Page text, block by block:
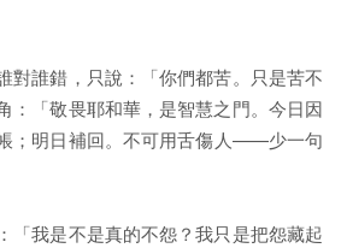
對誰錯，只說：「你們都苦。只是苦不
：「敬畏耶和華，是智慧之門。今日因
；明日補回。不可用舌傷人——少一句
「我是不是真的不怨？我只是把怨藏起